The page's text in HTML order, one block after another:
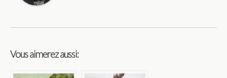
Vous aimerez aussi: